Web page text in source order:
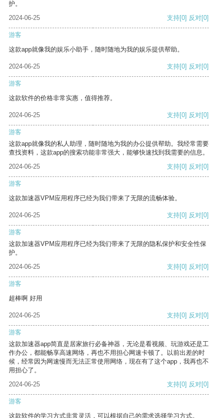
护。
2024-06-25
支持[0] 反对[0]
游客
这款app就像我的娱乐小助手，随时随地为我的娱乐提供帮助。
2024-06-25 支持[0] 反对[0]
游客
这款软件的价格非常实惠，值得推荐。
2024-06-25 支持[0] 反对[0]
游客
这款app就像我的私人助理，随时随地为我的办公提供帮助。我经常需要
查找资料，这款app的搜索功能非常强大，能够快速找到我需要的信息。
2024-06-25
支持[0] 反对[0]
游客
这款加速器VPM应用程序已经为我们带来了无限的流畅体验。
2024-06-25 支持[0] 反对[0]
游客
这款加速器VPM应用程序已经为我们带来了无限的隐私保护和安全性保
护。
2024-06-25
支持[0] 反对[0]
游客
超棒啊 好用
2024-06-25 支持[0] 反对[0]
游客
这款加速器app简直是居家旅行必备神器，无论是看视频、玩游戏还是工
作办公，都能畅享高速网络，再也不用担心网速卡顿了。以前出差的时
候，经常因为网速慢而无法正常使用网络，现在有了这个app，我再也不
用担心了。
2024-06-25
支持[0] 反对[0]
游客
这款软件的学习方式非常灵活，可以根据自己的需求选择学习方式。